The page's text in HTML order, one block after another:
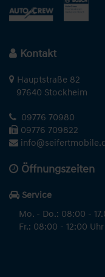
Kontakt
Hauptstraße 82
97640 Stockheim
09776 70980
09776 709822
Öffnungszeiten
Service
Mo. - Do.: 08:00 -
Fr.: 08:00 - 12:00 Uhr